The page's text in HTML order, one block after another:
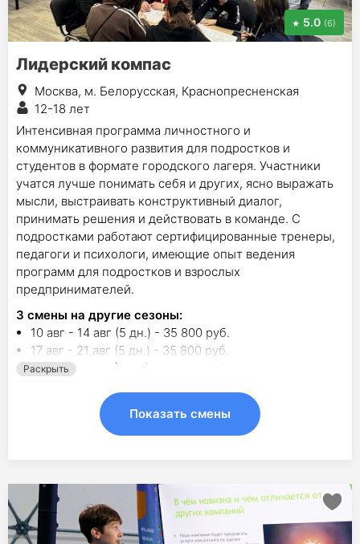
5.0 (6)
Лидерский компас
Москва, м. Белорусская, Краснопресненская
12-18 лет
Интенсивная программа личностного и
коммуникативного развития для подростков и
студентов в формате городского лагеря. Участники
учатся лучше понимать себя и других, ясно выражать
мысли, выстраивать конструктивный диалог,
принимать решения и действовать в команде. С
подростками работают сертифицированные тренеры,
педагоги и психологи, имеющие опыт ведения
программ для подростков и взрослых
предпринимателей.
3 смены на другие сезоны:
10 авг - 14 авг (5 дн.) - 35 800 руб.
17 авг - 21 авг (5 дн.) - 35 800 руб.
12 сен - 3 окт (4 дн.) - 19 800 руб.
Раскрыть
Показать смены